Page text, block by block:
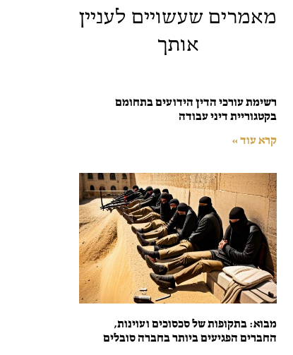
מאמרים שעשויים לעניין
אותך
רשימת עורכי הדין הידועים בתחומם
בקטגוריית דיני עבודה
קרא עוד »
מבוא: בתקופות של סכסוכים ועוינות,
החברים הפגיעים ביותר בחברה סובלים